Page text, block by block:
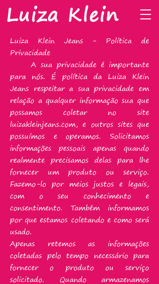
Luiza Klein
Luiza Klein Jeans - Política de
Privacidade
A sua privacidade é importante
para nós. É política da Luiza Klein
Jeans respeitar a sua privacidade em
relação a qualquer informação sua que
possamos coletar no site
luizakleinjeans.com, e outros sites que
possuímos e operamos. Solicitamos
informações pessoais apenas quando
realmente precisamos delas para lhe
fornecer um produto ou serviço.
Fazemo-lo por meios justos e legais,
com o seu conhecimento e
consentimento. Também informamos
por que estamos coletando e como será
usado.
Apenas retemos as informações
coletadas pelo tempo necessário para
fornecer o produto ou serviço
solicitado. Quando armazenamos